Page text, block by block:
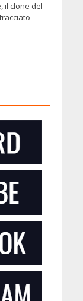
il clone del